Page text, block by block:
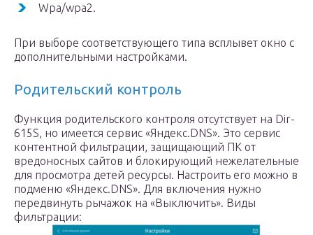
Wpa/wpa2.
При выборе соответствующего типа всплывет окно с
дополнительными настройками.
Родительский контроль
Функция родительского контроля отсутствует на Dir-
615S, но имеется сервис «Яндекс.DNS». Это сервис
контентной фильтрации, защищающий ПК от
вредоносных сайтов и блокирующий нежелательные
для просмотра детей ресурсы. Настроить его можно в
подменю «Яндекс.DNS». Для включения нужно
передвинуть рычажок на «Выключить». Виды
фильтрации: